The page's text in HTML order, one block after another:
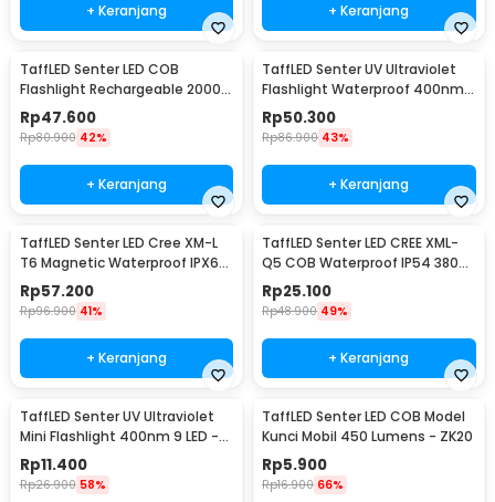
+ Keranjang + Keranjang
TaffLED Senter LED COB
Flashlight Rechargeable 2000
Lumens - 175A
Rp47.600
Rp80.900 42%
+ Keranjang
TaffLED Senter UV Ultraviolet
Flashlight Waterproof 400nm
51 LED - UV-51
Rp50.300
Rp86.900 43%
+ Keranjang
TaffLED Senter LED Cree XM-L
T6 Magnetic Waterproof IPX6
8000 Lumens - E17 COB
Rp57.200
Rp96.900 41%
+ Keranjang
TaffLED Senter LED CREE XML-
Q5 COB Waterproof IP54 3800
Lumens - P1
Rp25.100
Rp48.900 49%
+ Keranjang
TaffLED Senter UV Ultraviolet
Mini Flashlight 400nm 9 LED -
UV-395
Rp11.400
Rp26.900 58%
TaffLED Senter LED COB Model
Kunci Mobil 450 Lumens - ZK20
Rp5.900
Rp16.900 66%